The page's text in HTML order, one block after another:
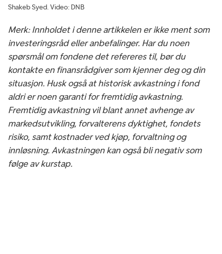
Shakeb Syed.Video: DNB
Merk: Innholdet i denne artikkelen er ikke ment som
investeringsråd eller anbefalinger. Har du noen
spørsmål om fondene det refereres til, bør du
kontakte en finansrådgiver som kjenner deg og din
situasjon. Husk også at historisk avkastning i fond
aldri er noen garanti for fremtidig avkastning.
Fremtidig avkastning vil blant annet avhenge av
markedsutvikling, forvalterens dyktighet, fondets
risiko, samt kostnader ved kjøp, forvaltning og
innløsning. Avkastningen kan også bli negativ som
følge av kurstap.